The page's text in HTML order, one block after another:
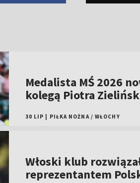
Medalista MŚ 2026
kolegą Piotra
30 LIP PIŁKA NOŻNA / WŁOCHY
Włoski klub
reprezentantem